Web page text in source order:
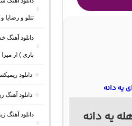
یه دانه
یه دانه
تتلو و رضایا
دانلود آهنگ
بازی ) از
دانلود ریمیکس
دانلود آهنگ
دانلود آهنگ